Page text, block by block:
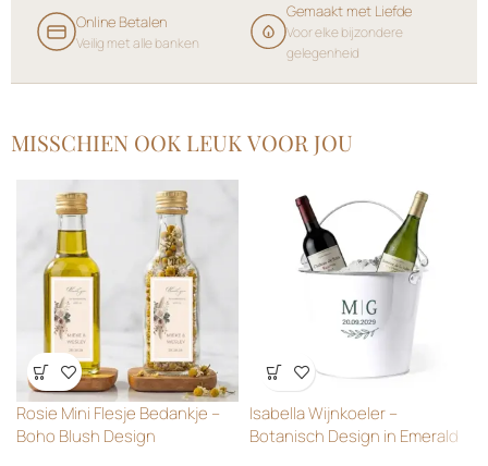
Online Betalen
Veilig met alle banken
Gemaakt met Liefde
Voor elke bijzondere
gelegenheid
MISSCHIEN OOK LEUK VOOR JOU
Wensenlijst
Rosie Mini Flesje Bedankje –
Boho Blush Design
Wensenlijst
Isabella Wijnkoeler –
Botanisch Design in Emerald